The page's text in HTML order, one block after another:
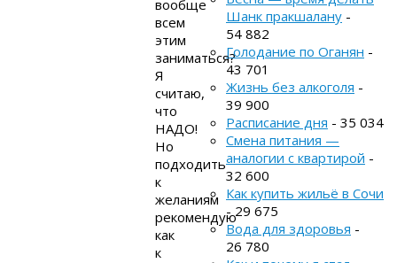
вообще
всем
этим
заниматься?
Я
считаю,
что
НАДО!
Но
подходить
к
желаниям
рекомендую
как
к
Шанк пракшалану -
54 882
Голодание по Оганян -
43 701
Жизнь без алкоголя -
39 900
Расписание дня - 35 034
Смена питания —
аналогии с квартирой -
32 600
Как купить жильё в Сочи
- 29 675
Вода для здоровья -
26 780